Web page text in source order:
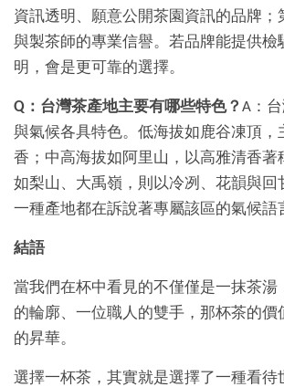
資訊透明、願意公開茶園資訊的品牌；
與製茶師的專業信譽。若品牌能提供檢
明，會是更可靠的選擇。
Q：台灣茶產地主要有哪些特色？ A：
與氣候各具特色。低海拔如鹿谷凍頂，
香；中高海拔如阿里山，以高雅清香著
如梨山、大禹嶺，則以冷冽、花韻與回
一種產地都在訴說著專屬該區的氣候語
結語
當我們在杯中看見的不僅僅是一抹茶湯
的輪廓、一位職人的雙手，那杯茶的價
的昇華。
選擇一杯茶，其實就是選擇了一種看待